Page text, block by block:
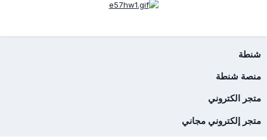
شنطة
منصة شنطة
متجر الكتروني
متجر إلكتروني مجاني